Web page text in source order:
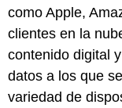
como Apple,
clientes en la
contenido digital
datos a los que
variedad de